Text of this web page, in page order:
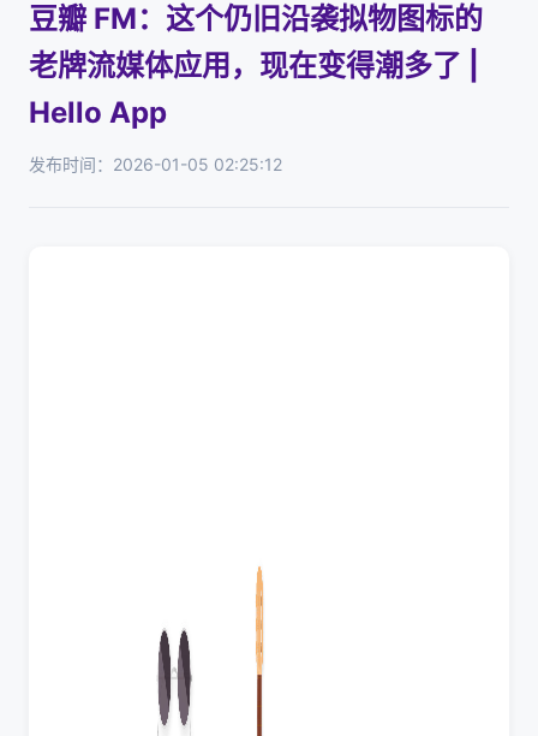
豆瓣 FM：这个仍旧沿袭拟物图标的
老牌流媒体应用，现在变得潮多了 |
Hello App
发布时间：2026-01-05 02:25:12